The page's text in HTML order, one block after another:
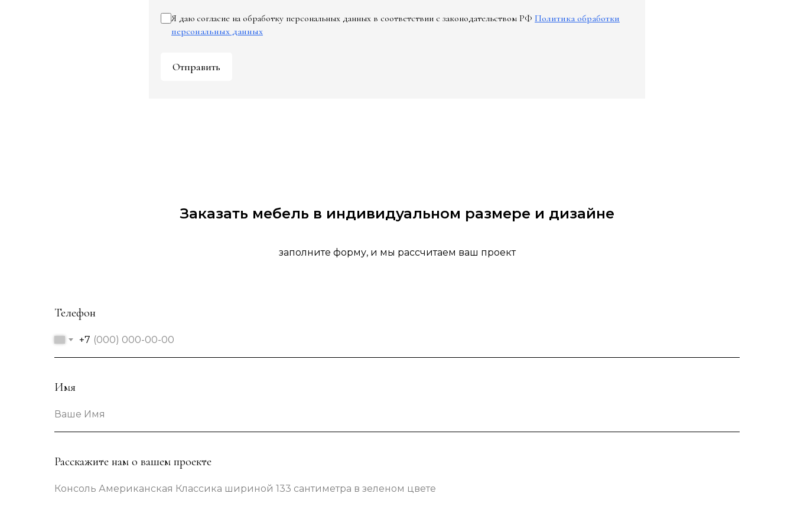
Я даю согласие на обработку персональных данных в соответствии с законодательством РФ Политика обработки
персональных данных
Отправить
Заказать мебель в индивидуальном размере и дизайне
заполните форму, и мы рассчитаем ваш проект
Телефон
+7
Имя
Ваше Имя
Расскажите нам о вашем проекте
Консоль Американская Классика шириной 133 сантиметра в зеленом цвете